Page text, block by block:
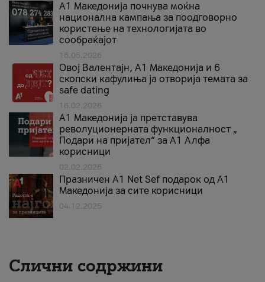
A1 Македонија почнува моќна
национална кампања за поодговорно
користење на технологијата во
сообраќајот
18.05.2026
Овој Валентајн, A1 Македонија и 6
скопски кафулиња ја отворија темата за
safe dating
16.02.2026
А1 Македонија ја претставува
револуционерната функционалност „
Подари на пријател“ за А1 Алфа
корисници
02.02.2026
Празничен A1 Net Sеf подарок од А1
Македонија за сите корисници
04.12.2025
Слични содржини